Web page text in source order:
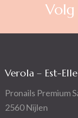
Verola – Est-Elle
Pronails Premium
2560 Nijlen